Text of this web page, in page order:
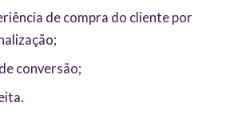
de compra do cliente por
conversão;